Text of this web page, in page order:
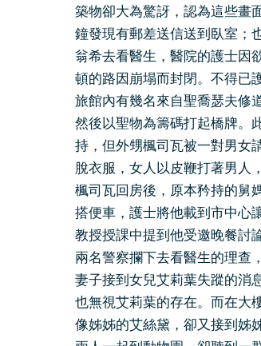
築物卻大為驚訝，認為這些畫
鐘發現有郵差送信送到臥室；
翁希去看醫生，醫院的護士因
頓的路因崩塌而封閉。不得已
旅館內有幾名來自聖喬瑟夫修
然後以聖物為籌碼打起橋牌。
持，但外甥楓司瓦被一對男女
脫衣服，女人以皮鞭打著男人
楓司瓦回房後，原本矜持的舅
搭便車，護士將他載到市中心
教授授課中提到他受邀晚餐討
兩名警察攔下去看醫生的理查
妻子接到女兒艾莉葉失蹤的消
也無視艾莉葉的存在。而在大
像姊姊的艾絲黛，卻又接到姊